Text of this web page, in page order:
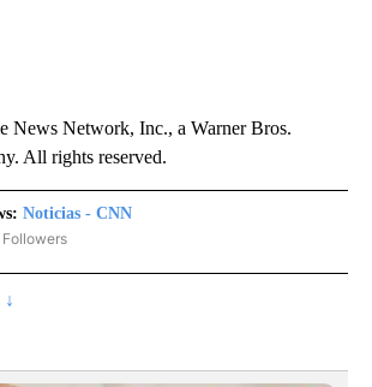
Network, Inc., a Warner Bros.
All rights reserved.
Noticias - CNN
"NOTICIAS - CNN" TO RECEIVE NOTIFICATIONS ABOUT
Followers